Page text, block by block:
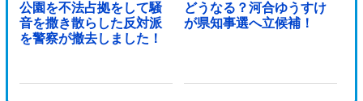
公園を不法占拠をして騒
音を撒き散らした反対派
を警察が撤去しました！
どうなる？河合ゆうすけ
が県知事選へ立候補！